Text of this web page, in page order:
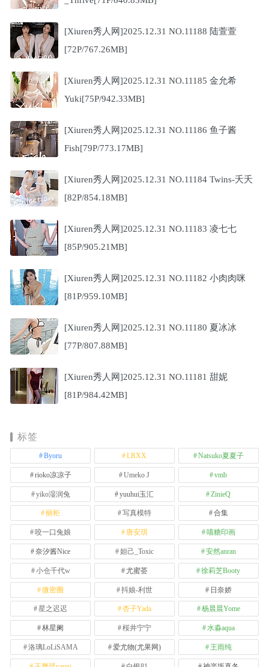
[Xiuren秀人网]2025.12.31 NO.11188 陆萱萱
[72P/767.26MB]
[Xiuren秀人网]2025.12.31 NO.11185 金允希
Yuki[75P/942.33MB]
[Xiuren秀人网]2025.12.31 NO.11186 鱼子酱
Fish[79P/773.17MB]
[Xiuren秀人网]2025.12.31 NO.11184 Twins-夭夭
[82P/854.18MB]
[Xiuren秀人网]2025.12.31 NO.11183 凌七七
[85P/905.21MB]
[Xiuren秀人网]2025.12.31 NO.11182 小肉肉咪
[81P/959.10MB]
[Xiuren秀人网]2025.12.31 NO.11180 夏冰冰
[77P/807.88MB]
[Xiuren秀人网]2025.12.31 NO.11181 甜妮
[81P/984.42MB]
标签
Byoru LRXX Natsuko夏夏子
rioko凉凉子 Umeko J vmb
yiko湿润兔 yuuhui玉汇 ZinieQ
丽柜 写真模特 合集
咬一口兔娘 唐安琪 喵糖印画
奈汐酱Nice 妲己_Toxic 安然anran
小仓千代w 尤蜜荟 徐莉芝Booty
微密圈 抖娘-利世 日奈娇
星之迟迟 杏子Yada 杨晨晨Yome
林星阑 桜井宁宁 水淼aqua
洛璃LoLiSAMA 爱尤物(尤果网) 王雨纯